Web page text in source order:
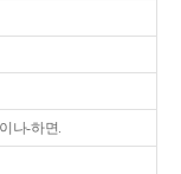
나-하면.